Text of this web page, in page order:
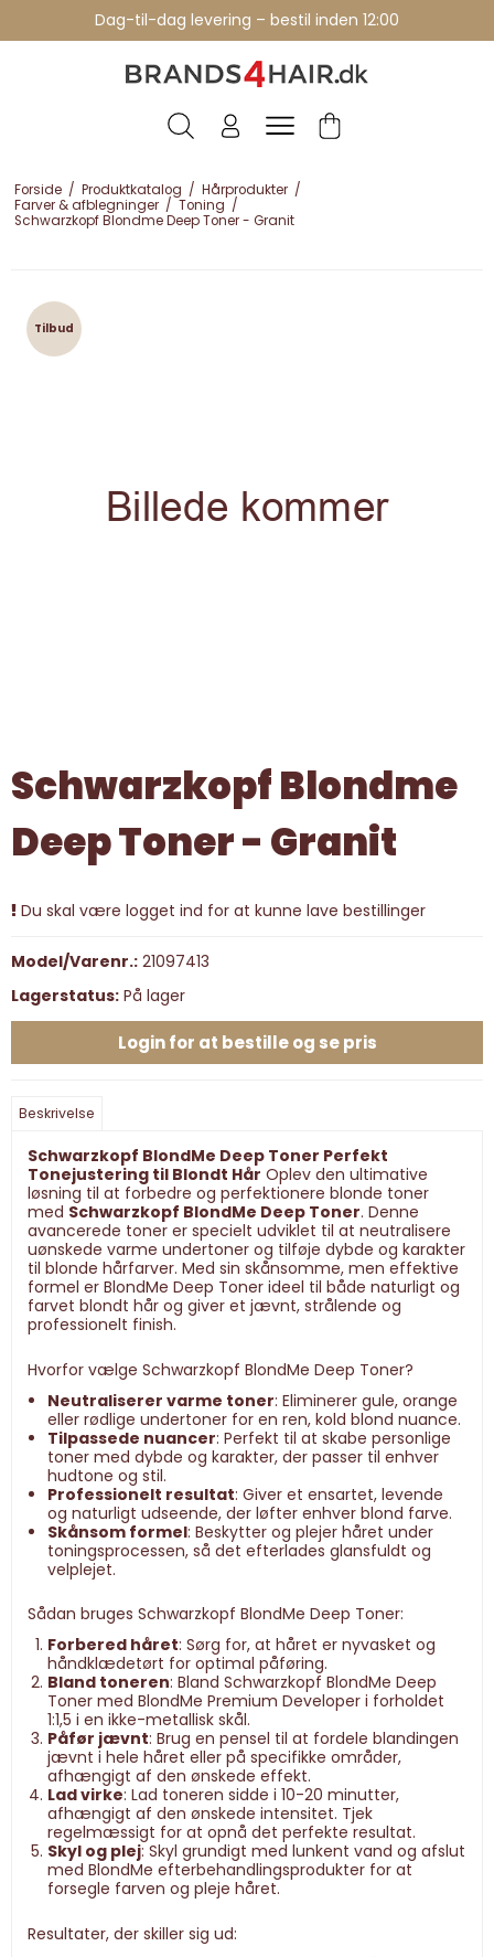
Dag-til-dag levering – bestil inden 12:00
Professionelle brands - over 15 års erfaring
Forside / Produktkatalog / Hårprodukter /
Farver & afblegninger / Toning /
Schwarzkopf Blondme Deep Toner - Granit
Tilbud
Schwarzkopf Blondme
Deep Toner - Granit
Du skal være logget ind for at kunne lave bestillinger
Model/Varenr.: 21097413
Lagerstatus: På lager
Login for at bestille og se pris
Beskrivelse
Schwarzkopf BlondMe Deep Toner Perfekt
Tonejustering til Blondt Hår Oplev den ultimative
løsning til at forbedre og perfektionere blonde toner
med Schwarzkopf BlondMe Deep Toner. Denne
avancerede toner er specielt udviklet til at neutralisere
uønskede varme undertoner og tilføje dybde og karakter
til blonde hårfarver. Med sin skånsomme, men effektive
formel er BlondMe Deep Toner ideel til både naturligt og
farvet blondt hår og giver et jævnt, strålende og
professionelt finish.
Hvorfor vælge Schwarzkopf BlondMe Deep Toner?
Neutraliserer varme toner: Eliminerer gule, orange
eller rødlige undertoner for en ren, kold blond nuance.
Tilpassede nuancer: Perfekt til at skabe personlige
toner med dybde og karakter, der passer til enhver
hudtone og stil.
Professionelt resultat: Giver et ensartet, levende
og naturligt udseende, der løfter enhver blond farve.
Skånsom formel: Beskytter og plejer håret under
toningsprocessen, så det efterlades glansfuldt og
velplejet.
Sådan bruges Schwarzkopf BlondMe Deep Toner:
Forbered håret: Sørg for, at håret er nyvasket og
håndklædetørt for optimal påføring.
Bland toneren: Bland Schwarzkopf BlondMe Deep
Toner med BlondMe Premium Developer i forholdet
1:1,5 i en ikke-metallisk skål.
Påfør jævnt: Brug en pensel til at fordele blandingen
jævnt i hele håret eller på specifikke områder,
afhængigt af den ønskede effekt.
Lad virke: Lad toneren sidde i 10-20 minutter,
afhængigt af den ønskede intensitet. Tjek
regelmæssigt for at opnå det perfekte resultat.
Skyl og plej: Skyl grundigt med lunkent vand og afslut
med BlondMe efterbehandlingsprodukter for at
forsegle farven og pleje håret.
Resultater, der skiller sig ud: